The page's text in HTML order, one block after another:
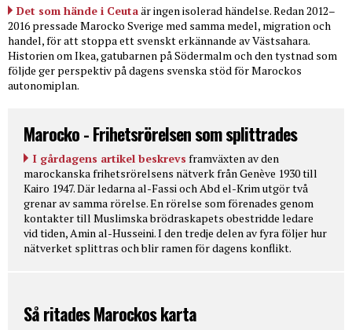
Det som hände i Ceutaär ingen isolerad händelse. Redan 2012–
2016 pressade Marocko Sverige med samma medel, migration och
handel, för att stoppa ett svenskt erkännande av Västsahara.
Historien om Ikea, gatubarnen på Södermalm och den tystnad som
följde ger perspektiv på dagens svenska stöd för Marockos
autonomiplan.
Marocko - Frihetsrörelsen som splittrades
I gårdagens artikel beskrevs framväxten av den
marockanska frihetsrörelsens nätverk från Genève 1930 till
Kairo 1947. Där ledarna al-Fassi och Abd el-Krim utgör två
grenar av samma rörelse. En rörelse som förenades genom
kontakter till Muslimska brödraskapets obestridde ledare
vid tiden, Amin al-Husseini. I den tredje delen av fyra följer hur
nätverket splittras och blir ramen för dagens konflikt.
Så ritades Marockos karta